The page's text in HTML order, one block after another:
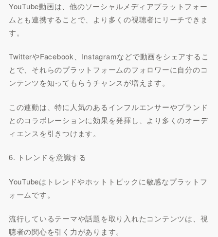
YouTube動画は、他のソーシャルメディアプラットフォー
ムとも連携することで、より多くの視聴者にリーチできま
す。
TwitterやFacebook、Instagramなどで動画をシェアするこ
とで、それらのプラットフォームのフォロワーに自分のコ
ンテンツを知ってもらうチャンスが増えます。
この連動は、特に人気のあるインフルエンサーやブランド
とのコラボレーションに効果を発揮し、より多くのオーデ
ィエンスを引きつけます。
6. トレンドを意識する
YouTubeはトレンドやホットトピックに敏感なプラットフ
ォームです。
流行しているテーマや話題を取り入れたコンテンツは、視
聴者の関心を引く力があります。